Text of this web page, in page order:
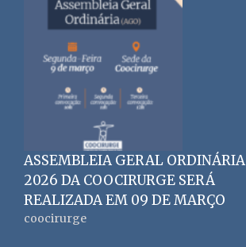
ASSEMBLEIA GERAL ORDINÁRIA
2026 DA COOCIRURGE SERÁ
REALIZADA EM 09 DE MARÇO
coocirurge